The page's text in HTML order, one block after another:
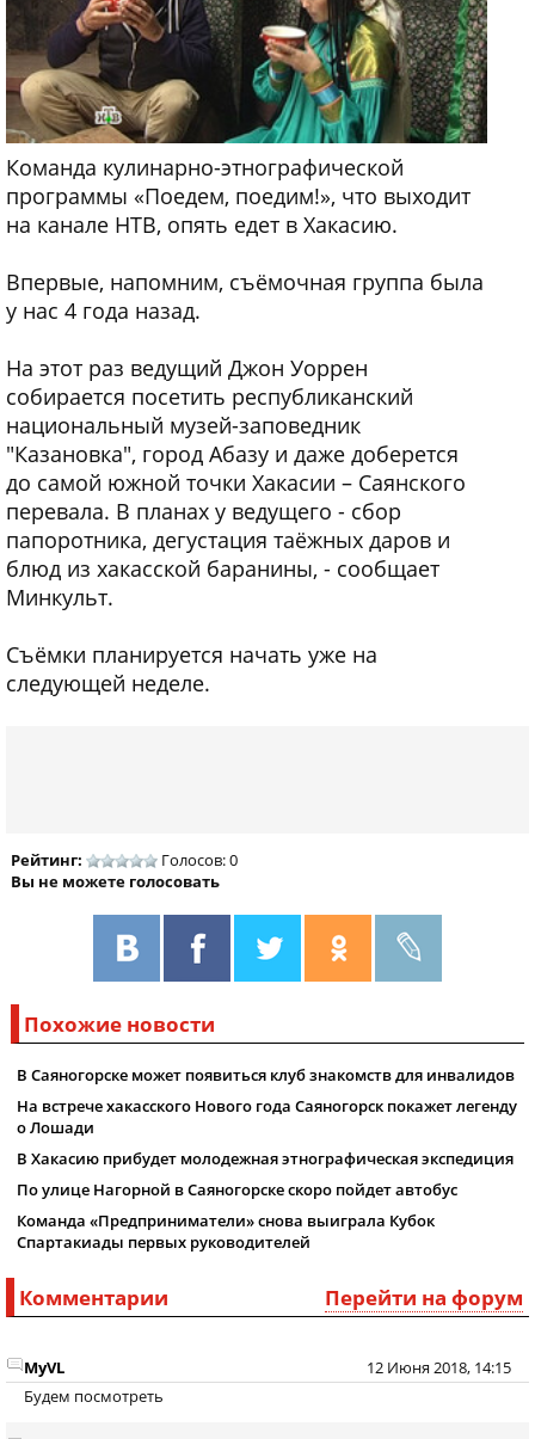
Команда кулинарно-этнографической
программы «Поедем, поедим!», что выходит
на канале НТВ, опять едет в Хакасию.
Впервые, напомним, съёмочная группа была
у нас 4 года назад.
На этот раз ведущий Джон Уоррен
собирается посетить республиканский
национальный музей-заповедник
"Казановка", город Абазу и даже доберется
до самой южной точки Хакасии – Саянского
перевала. В планах у ведущего - сбор
папоротника, дегустация таёжных даров и
блюд из хакасской баранины, - сообщает
Минкульт.
Съёмки планируется начать уже на
следующей неделе.
Рейтинг:
Голосов: 0
Вы не можете голосовать
Похожие новости
В Саяногорске может появиться клуб знакомств для инвалидов
На встрече хакасского Нового года Саяногорск покажет легенду
о Лошади
В Хакасию прибудет молодежная этнографическая экспедиция
По улице Нагорной в Саяногорске скоро пойдет автобус
Команда «Предприниматели» снова выиграла Кубок
Спартакиады первых руководителей
Перейти на форум
Комментарии
12 Июня 2018, 14:15
MyVL
Будем посмотреть